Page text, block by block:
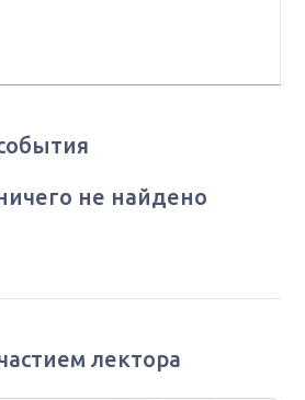
не найдено
лектора